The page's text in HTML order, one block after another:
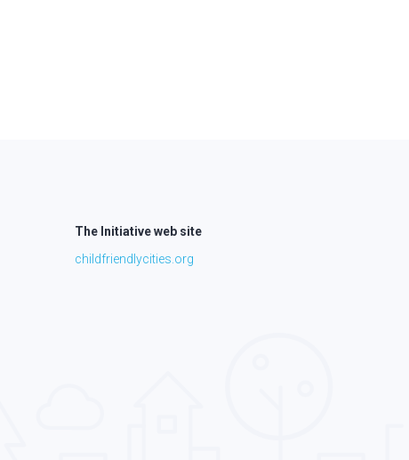
The Initiative web site
childfriendlycities.org